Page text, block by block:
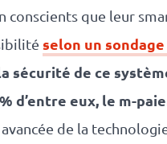
conscients que leur
selon un sondage
sécurité de ce
d’entre eux, le m-
de la